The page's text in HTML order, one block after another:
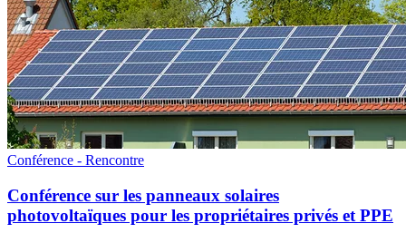
Conférence - Rencontre
Conférence sur les panneaux solaires
photovoltaïques pour les propriétaires privés et PPE